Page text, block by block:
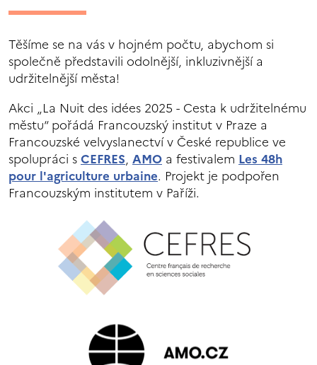
Těšíme se na vás v hojném počtu, abychom si
společně představili odolnější, inkluzivnější a
udržitelnější města!
Akci „La Nuit des idées 2025 - Cesta k udržitelnému
městu“ pořádá Francouzský institut v Praze a
Francouzské velvyslanectví v České republice ve
spolupráci sCEFRES, AMO a festivalem Les 48h
pour l'agriculture urbaine. Projekt je podpořen
Francouzským institutem v Paříži.